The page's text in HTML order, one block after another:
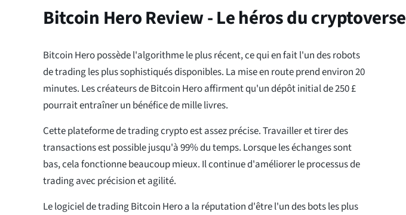
Bitcoin Hero Review - Le héros du cryptoverse
Bitcoin Hero possède l'algorithme le plus récent, ce qui en fait l'un des robots
de trading les plus sophistiqués disponibles. La mise en route prend environ 20
minutes. Les créateurs de Bitcoin Hero affirment qu'un dépôt initial de 250 £
pourrait entraîner un bénéfice de mille livres.
Cette plateforme de trading crypto est assez précise. Travailler et tirer des
transactions est possible jusqu'à 99% du temps. Lorsque les échanges sont
bas, cela fonctionne beaucoup mieux. Il continue d'améliorer le processus de
trading avec précision et agilité.
Le logiciel de trading Bitcoin Hero a la réputation d'être l'un des bots les plus